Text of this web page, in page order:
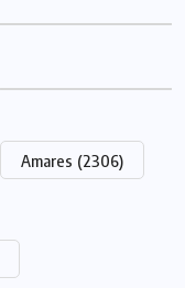
Amares (2306)